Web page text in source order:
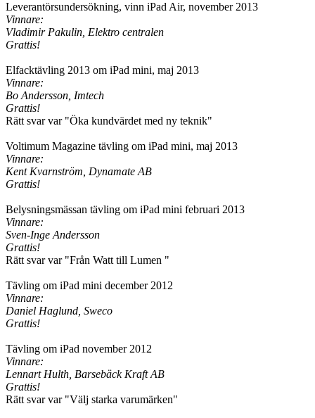
Leverantörsundersökning, vinn iPad Air, november 2013
Vinnare:
Vladimir Pakulin, Elektro centralen
Grattis!
Elfacktävling 2013 om iPad mini, maj 2013
Vinnare:
Bo Andersson, Imtech
Grattis!
Rätt svar var "Öka kundvärdet med ny teknik"
Voltimum Magazine tävling om iPad mini, maj 2013
Vinnare:
Kent Kvarnström, Dynamate AB
Grattis!
Belysningsmässan tävling om iPad mini februari 2013
Vinnare:
Sven-Inge Andersson
Grattis!
Rätt svar var "Från Watt till Lumen "
Tävling om iPad mini december 2012
Vinnare:
Daniel Haglund, Sweco
Grattis!
Tävling om iPad november 2012
Vinnare:
Lennart Hulth, Barsebäck Kraft AB
Grattis!
Rätt svar var "Välj starka varumärken"